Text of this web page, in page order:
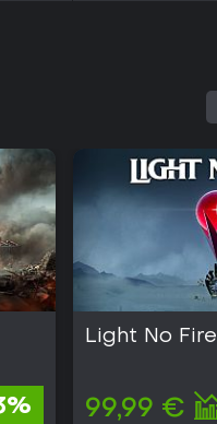
Light No Fire
99,99 €